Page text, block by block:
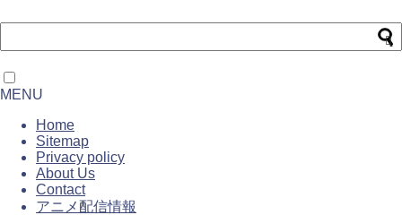
MENU
Home
Sitemap
Privacy policy
About Us
Contact
アニメ配信情報